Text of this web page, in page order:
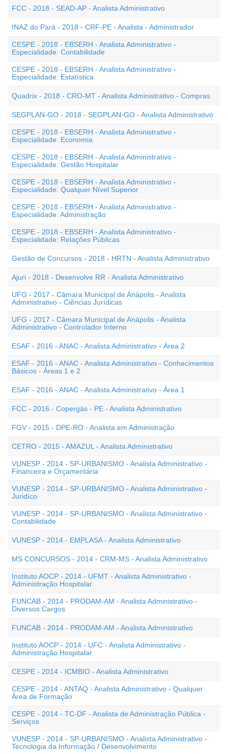
FCC - 2018 - SEAD-AP - Analista Administrativo
INAZ do Pará - 2018 - CRF-PE - Analista - Administrador
CESPE - 2018 - EBSERH - Analista Administrativo -
Especialidade: Contabilidade
CESPE - 2018 - EBSERH - Analista Administrativo -
Especialidade: Estatística
Quadrix - 2018 - CRO-MT - Analista Administrativo - Compras
SEGPLAN-GO - 2018 - SEGPLAN-GO - Analista Administrativo
CESPE - 2018 - EBSERH - Analista Administrativo -
Especialidade: Economia
CESPE - 2018 - EBSERH - Analista Administrativo -
Especialidade: Gestão Hospitalar
CESPE - 2018 - EBSERH - Analista Administrativo -
Especialidade: Qualquer Nível Superior
CESPE - 2018 - EBSERH - Analista Administrativo -
Especialidade: Administração
CESPE - 2018 - EBSERH - Analista Administrativo -
Especialidade: Relações Públicas
Gestão de Concursos - 2018 - HRTN - Analista Administrativo
Ajuri - 2018 - Desenvolve RR - Analista Administrativo
UFG - 2017 - Câmara Municipal de Anápolis - Analista
Administrativo - Ciências Jurídicas
UFG - 2017 - Câmara Municipal de Anápolis - Analista
Administrativo - Controlador Interno
ESAF - 2016 - ANAC - Analista Administrativo - Área 2
ESAF - 2016 - ANAC - Analista Administrativo - Conhecimentos
Básicos - Áreas 1 e 2
ESAF - 2016 - ANAC - Analista Administrativo - Área 1
FCC - 2016 - Copergás - PE - Analista Administrativo
FGV - 2015 - DPE-RO - Analista em Administração
CETRO - 2015 - AMAZUL - Analista Administrativo
VUNESP - 2014 - SP-URBANISMO - Analista Administrativo -
Financeira e Orçamentária
VUNESP - 2014 - SP-URBANISMO - Analista Administrativo -
Juridíco
VUNESP - 2014 - SP-URBANISMO - Analista Administrativo -
Contabilidade
VUNESP - 2014 - EMPLASA - Analista Administrativo
MS CONCURSOS - 2014 - CRM-MS - Analista Administrativo
Instituto AOCP - 2014 - UFMT - Analista Administrativo -
Administração Hospitalar
FUNCAB - 2014 - PRODAM-AM - Analista Administrativo -
Diversos Cargos
FUNCAB - 2014 - PRODAM-AM - Analista Administrativo
Instituto AOCP - 2014 - UFC - Analista Administrativo -
Administração Hospitalar
CESPE - 2014 - ICMBIO - Analista Administrativo
CESPE - 2014 - ANTAQ - Analista Administrativo - Qualquer
Área de Formação
CESPE - 2014 - TC-DF - Analista de Administração Pública -
Serviços
VUNESP - 2014 - SP-URBANISMO - Analista Administrativo -
Tecnologia da Informação / Desenvolvimento